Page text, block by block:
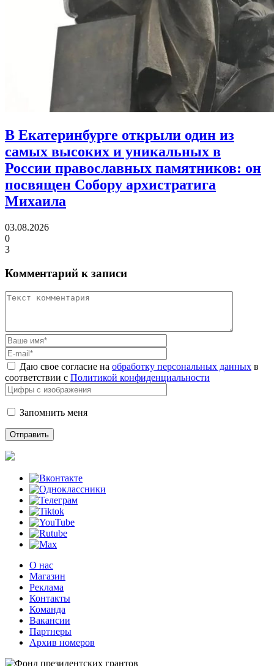
В Екатеринбурге открыли один из
самых высоких и уникальных в
России православных памятников: он
посвящен Собору архистратига
Михаила
03.08.2026
0
3
Комментарий к записи
Даю свое согласие на обработку персональных данных в
соответствии с Политикой конфиденциальности
Запомнить меня
О нас
Магазин
Реклама
Контакты
Команда
Вакансии
Партнеры
Архив номеров